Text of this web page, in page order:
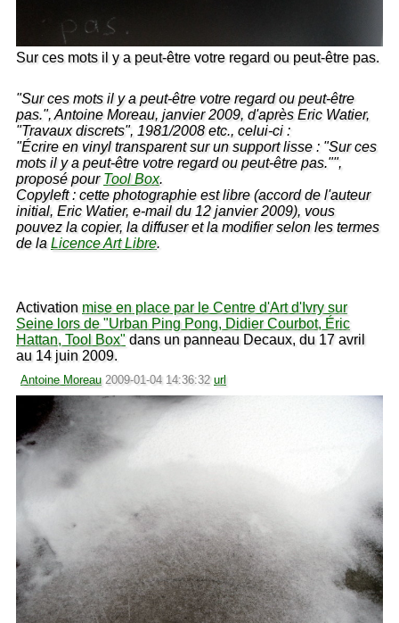
Sur ces mots il y a peut-être votre regard ou peut-être pas.
"Sur ces mots il y a peut-être votre regard ou peut-être
pas.", Antoine Moreau, janvier 2009, d'après Eric Watier,
"Travaux discrets", 1981/2008 etc., celui-ci :
"Écrire en vinyl transparent sur un support lisse : "Sur ces
mots il y a peut-être votre regard ou peut-être pas."",
proposé pour Tool Box.
Copyleft : cette photographie est libre (accord de l'auteur
initial, Eric Watier, e-mail du 12 janvier 2009), vous
pouvez la copier, la diffuser et la modifier selon les termes
de laLicence Art Libre.
Activation mise en place par le Centre d'Art d'Ivry sur
Seine lors de "Urban Ping Pong, Didier Courbot, Éric
Hattan, Tool Box" dans un panneau Decaux, du 17 avril
au 14 juin 2009.
Antoine Moreau 2009-01-04 14:36:32 url